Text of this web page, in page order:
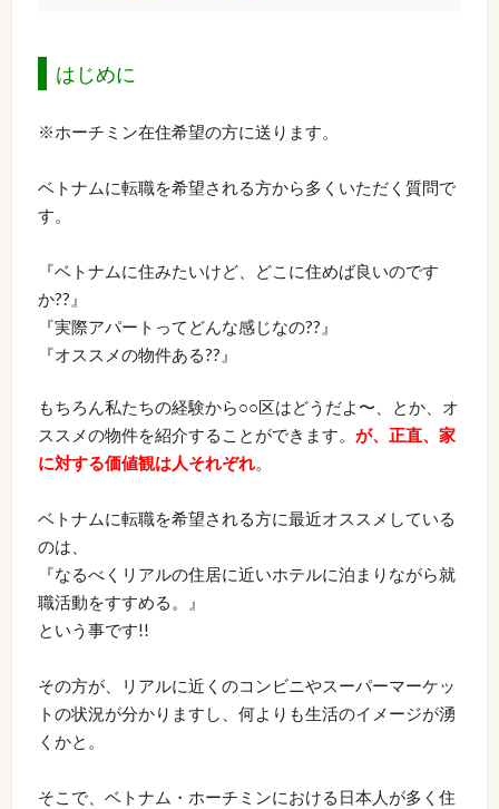
はじめに
※ホーチミン在住希望の方に送ります。
ベトナムに転職を希望される方から多くいただく質問で
す。
『ベトナムに住みたいけど、どこに住めば良いのです
か??』
『実際アパートってどんな感じなの??』
『オススメの物件ある??』
もちろん私たちの経験から○○区はどうだよ〜、とか、オ
ススメの物件を紹介することができます。 が、正直、家
に対する価値観は人それぞれ。
ベトナムに転職を希望される方に最近オススメしている
のは、
『なるべくリアルの住居に近いホテルに泊まりながら就
職活動をすすめる。』
という事です!!
その方が、リアルに近くのコンビニやスーパーマーケッ
トの状況が分かりますし、何よりも生活のイメージが湧
くかと。
そこで、ベトナム・ホーチミンにおける日本人が多く住